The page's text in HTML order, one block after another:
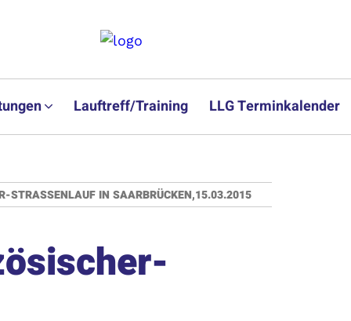
Lauftreff/Training LLG Terminkalender
STRASSENLAUF IN SAARBRÜCKEN,15.03.2015